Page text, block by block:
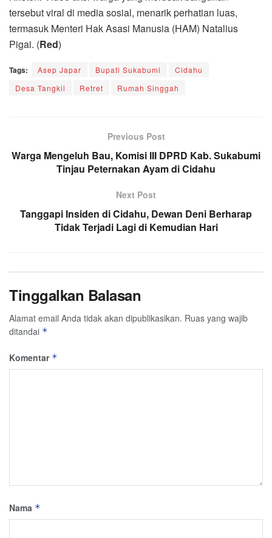
tersebut viral di media sosial, menarik perhatian luas,
termasuk Menteri Hak Asasi Manusia (HAM) Natalius
Pigai. (Red)
Tags: Asep Japar Bupati Sukabumi
Cidahu
Desa Tangkil
Retret Rumah Singgah
Previous Post
Warga Mengeluh Bau, Komisi III DPRD Kab. Sukabumi
Tinjau Peternakan Ayam di Cidahu
Next Post
Tanggapi Insiden di Cidahu, Dewan Deni Berharap
Tidak Terjadi Lagi di Kemudian Hari
Tinggalkan Balasan
Alamat email Anda tidak akan dipublikasikan. Ruas yang wajib
ditandai *
Komentar *
Nama *